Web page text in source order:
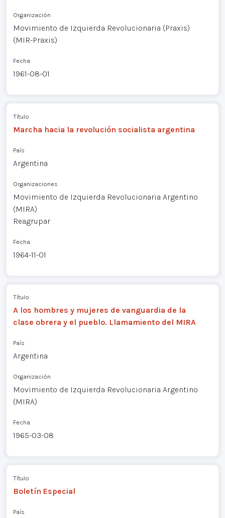
Organización
Movimiento de Izquierda Revolucionaria (Praxis)
(MIR-Praxis)
Fecha
1961-08-01
Título
Marcha hacia la revolución socialista argentina
País
Argentina
Organizaciones
Movimiento de Izquierda Revolucionaria Argentino
(MIRA)
Reagrupar
Fecha
1964-11-01
Título
A los hombres y mujeres de vanguardia de la
clase obrera y el pueblo. Llamamiento del MIRA
País
Argentina
Organización
Movimiento de Izquierda Revolucionaria Argentino
(MIRA)
Fecha
1965-03-08
Título
Boletín Especial
País